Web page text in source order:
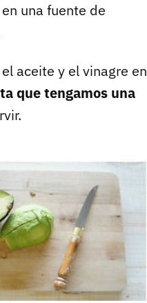
una fuente de
aceite y el vinagre en
que tengamos una